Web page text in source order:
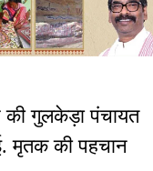
की गुलकेड़ा पंचायत
मृतक की पहचान